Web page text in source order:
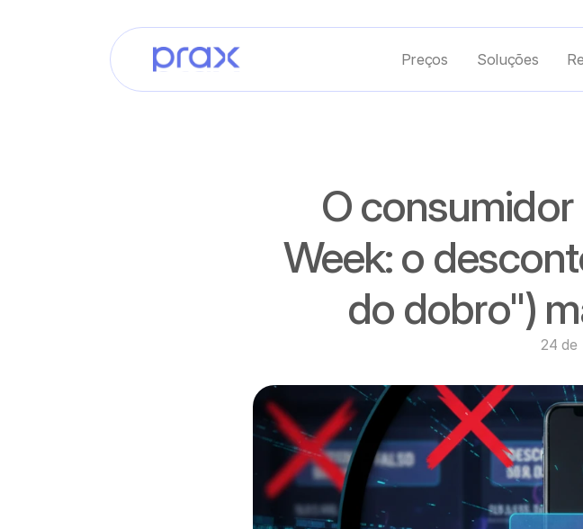
O
Week: o
do dobro")
24 de
Preços Soluções